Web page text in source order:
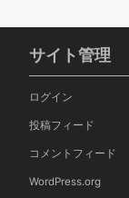
サイト管理
ログイン
投稿フィード
コメントフィード
WordPress.org